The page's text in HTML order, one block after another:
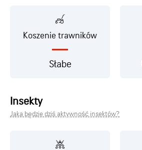
Koszenie trawników
Słabe
Insekty
Jaka będzie dziś aktywność insektów?